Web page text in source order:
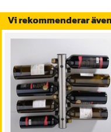
Vi rekommenderar även